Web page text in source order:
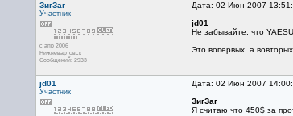
ЗигЗаг
Участник
с апр 2006
Нижневартовск
Сообщений: 2933
Дата: 02 Июн 2007
jd01
Не забывайте, что
Это вопервых, а
jd01
Участник
Дата: 02 Июн 2007
ЗигЗаг
Я считаю что 450$ за